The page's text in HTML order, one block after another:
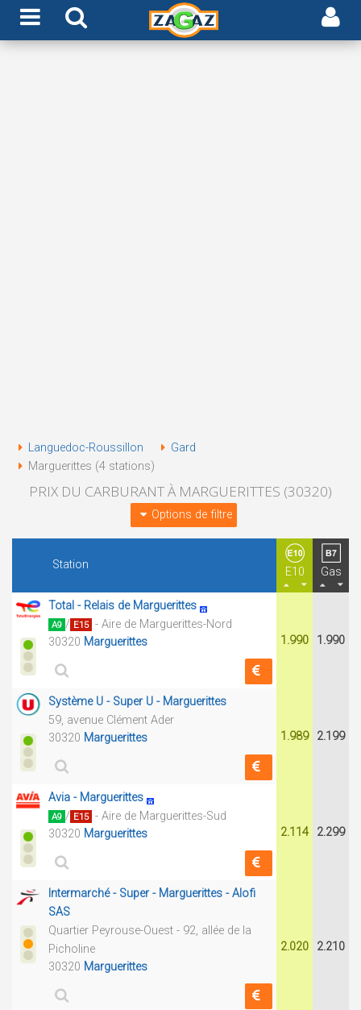
Languedoc-Roussillon
Gard
Marguerittes (4 stations)
PRIX DU CARBURANT À MARGUERITTES (30320)
Options de filtre
Station
E10 Gas
Total - Relais de Marguerittes
A9 / E15 - Aire de Marguerittes-Nord
30320 Marguerittes 1.990 1.990
Système U - Super U - Marguerittes
59, avenue Clément Ader
30320 Marguerittes 1.989 2.199
Avia - Marguerittes
A9 / E15 - Aire de Marguerittes-Sud
30320 Marguerittes 2.114 2.299
Intermarché - Super - Marguerittes - Alofi
SAS
Quartier Peyrouse-Ouest - 92, allée de la
Picholine
30320 Marguerittes
2.020 2.210